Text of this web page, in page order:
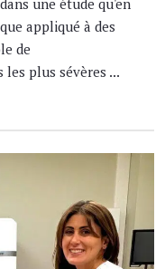
appliqué à des
de
plus sévères ...